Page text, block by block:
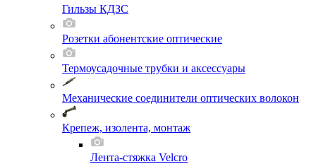
Гильзы КДЗС
Розетки абонентские оптические
Термоусадочные трубки и аксессуары
Механические соединители оптических волокон
Крепеж, изолента, монтаж
Лента-стяжка Velcro